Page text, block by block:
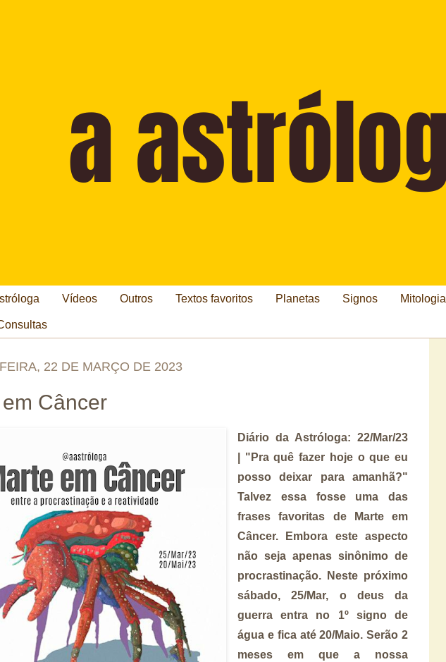
Vídeos Outros Textos favoritos Planetas Signos Mitologia
22 DE MARÇO DE 2023
Câncer
Diário da Astróloga: 22/Mar/23
"Pra quê fazer hoje o que eu
posso deixar para amanhã?"
Talvez essa fosse uma das
frases favoritas de Marte em
Câncer. Embora este aspecto
não seja apenas sinônimo de
procrastinação. Neste próximo
sábado, 25/Mar, o deus da
guerra entra no 1º signo de
água e fica até 20/Maio. Serão 2
meses em que a nossa